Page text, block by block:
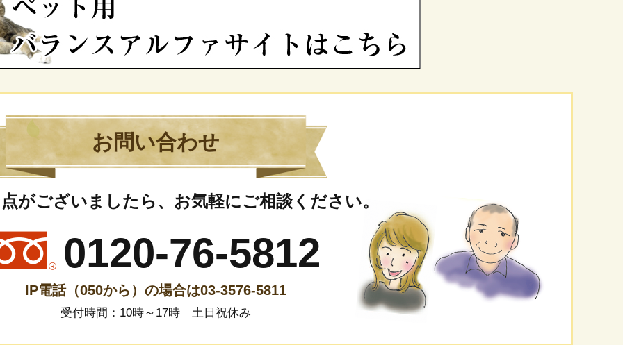
お問い合わせ
がございましたら、 お気軽にご相談ください。
0120-76-5812
IP電話（050から）の場合は03-3576-5811
受付時間：10時～17時 土日祝休み